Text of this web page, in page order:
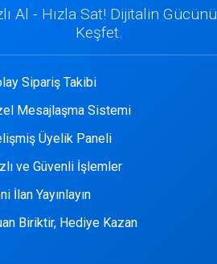
Al - Hızla Sat! Dijitalin Gücünü
Keşfet.
Sipariş Takibi
Mesajlaşma Sistemi
Üyelik Paneli
ve Güvenli İşlemler
İlan Yayınlayın
Biriktir, Hediye Kazan